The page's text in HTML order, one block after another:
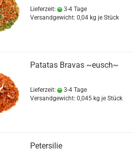
Lieferzeit:
3-4 Tage
Versandgewicht: 0,04kg je Stück
Patatas Bravas ~eusch~
Lieferzeit:
3-4 Tage
Versandgewicht: 0,045kg je Stück
Petersilie